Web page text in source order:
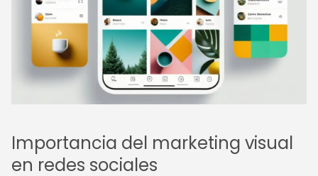
Importancia del marketing visual
en redes sociales